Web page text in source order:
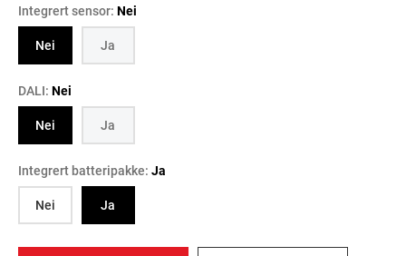
Integrert sensor: Nei
Nei
Ja
DALI: Nei
Nei
Ja
Integrert batteripakke: Ja
Nei
Ja